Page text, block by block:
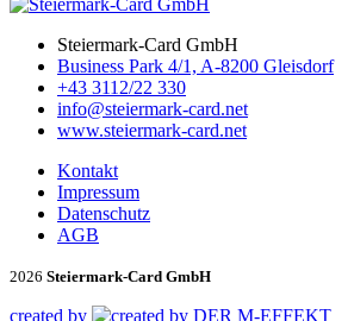
Steiermark-Card GmbH
Business Park 4/1, A-8200 Gleisdorf
+43 3112/22 330
info@steiermark-card.net
www.steiermark-card.net
Kontakt
Impressum
Datenschutz
AGB
2026 Steiermark-Card GmbH
created by